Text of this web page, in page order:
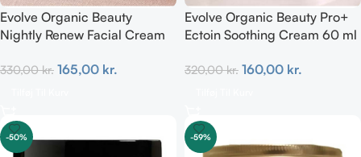
Evolve Organic Beauty
Nightly Renew Facial Cream
330,00kr. 165,00 kr.
Evolve Organic Beauty Pro+
Ectoin Soothing Cream 60 ml
320,00kr. 160,00 kr.
-50% -59%